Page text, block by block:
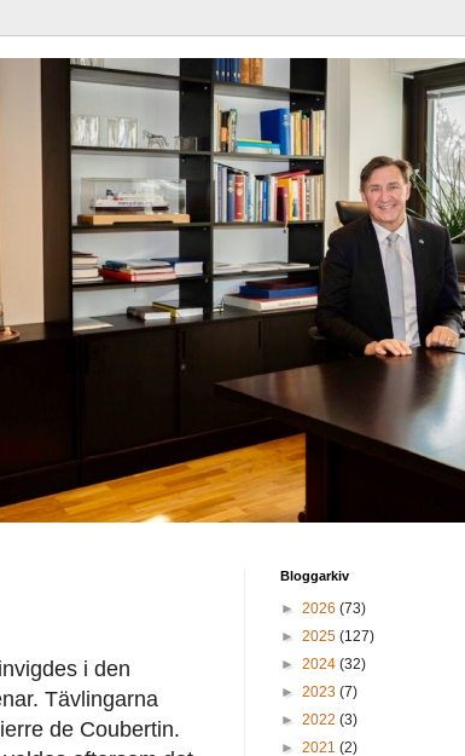
i den
Tävlingarna
de Coubertin.
Bloggarkiv
► 2026 (73)
► 2025 (127)
► 2024 (32)
► 2023 (7)
► 2022 (3)
► 2021 (2)